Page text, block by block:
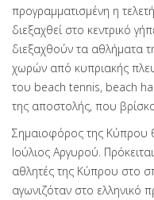
προγραμματισμένη η
διεξαχθεί στο κεντρικό
διεξαχθούν τα αθλήματα
χωρών από κυπριακής
του beach tennis, beach
της αποστολής, που
Σημαιοφόρος της Κύπρου
Ιούλιος Αργυρού.
αθλητές της Κύπρου στο
αγωνιζόταν στο ελληνικό